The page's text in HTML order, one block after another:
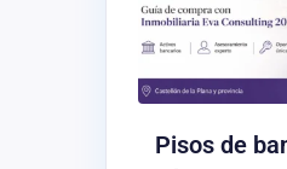
Pisos de